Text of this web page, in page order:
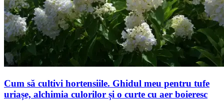
Cum să cultivi hortensiile. Ghidul meu pentru tufe
uriașe, alchimia culorilor și o curte cu aer boieresc